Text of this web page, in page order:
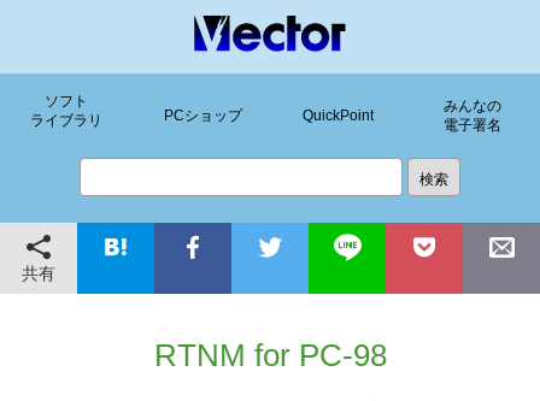
ソフト
ライブラリ
PCショップ QuickPoint
みんなの
電子署名
共有
RTNM for PC-98